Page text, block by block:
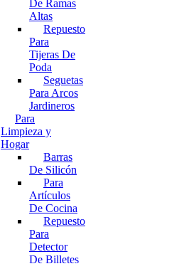
De Ramas
Altas
Repuesto
Para
Tijeras De
Poda
Seguetas
Para Arcos
Jardineros
Para
Limpieza y
Hogar
Barras
De Silicón
Para
Artículos
De Cocina
Repuesto
Para
Detector
De Billetes